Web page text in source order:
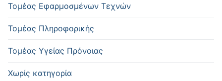
Τομέας Εφαρμοσμένων Τεχνών
Τομέας Πληροφορικής
Τομέας Υγείας Πρόνοιας
Χωρίς κατηγορία